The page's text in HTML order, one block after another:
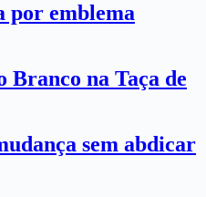
por emblema
Branco na Taça de
sem abdicar